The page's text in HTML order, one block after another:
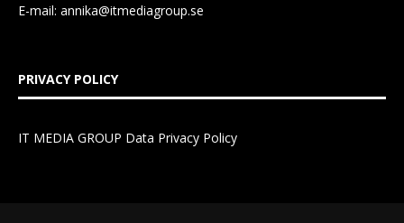
E-mail: annika@itmediagroup.se
PRIVACY POLICY
IT MEDIA GROUP Data Privacy Policy